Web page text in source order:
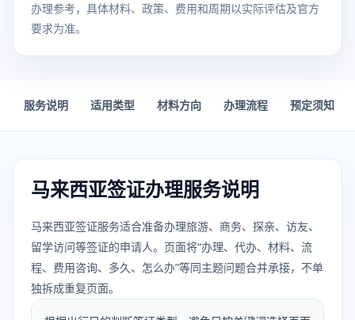
办理参考，具体材料、政策、费用和周期以实际评估及官方
要求为准。
服务说明 适用类型 材料方向 办理流程 预定须知
马来西亚签证办理服务说明
马来西亚签证服务适合准备办理旅游、商务、探亲、访友、
留学访问等签证的申请人。页面将“办理、代办、材料、流
程、费用咨询、多久、怎么办”等同主题问题合并承接，不单
独拆成重复页面。